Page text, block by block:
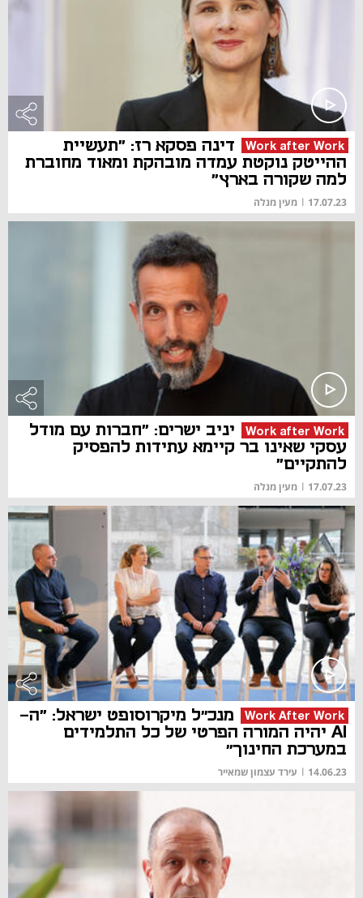
Work after Work
דינה פסקא רז: "תעשיית
ההייטק נוקטת עמדה מובהקת ומאוד מחוברת
למה שקורה בארץ"
17.07.23
| מעין מנלה
Work after Work
יניב ישרים: "חברות עם מודל
עסקי שאינו בר קיימא עתידות להפסיק
להתקיים"
17.07.23
| מעין מנלה
Work After Work
מנכ״ל מיקרוסופט ישראל: "ה-
AI יהיה המורה הפרטי של כל התלמידים
במערכת החינוך״
14.06.23
| עירד עצמון שמאייר